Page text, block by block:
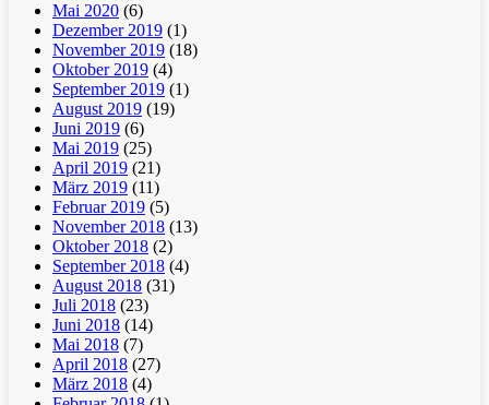
Mai 2020 (6)
Dezember 2019 (1)
November 2019 (18)
Oktober 2019 (4)
September 2019 (1)
August 2019 (19)
Juni 2019 (6)
Mai 2019 (25)
April 2019 (21)
März 2019 (11)
Februar 2019 (5)
November 2018 (13)
Oktober 2018 (2)
September 2018 (4)
August 2018 (31)
Juli 2018 (23)
Juni 2018 (14)
Mai 2018 (7)
April 2018 (27)
März 2018 (4)